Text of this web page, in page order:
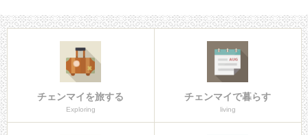
チェンマイを旅する
Exploring
チェンマイで暮らす
living